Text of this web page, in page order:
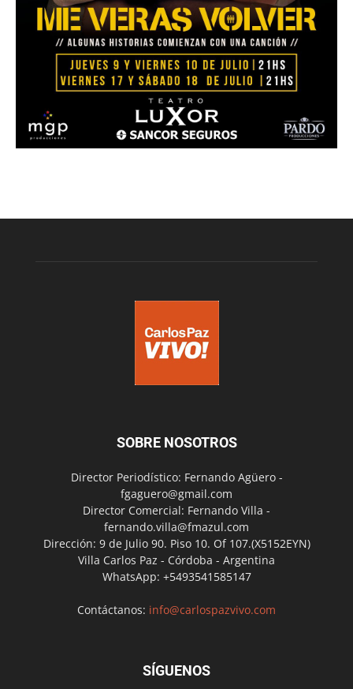
SOBRE NOSOTROS
Director Periodístico: Fernando Agüero -
fgaguero@gmail.com
Director Comercial: Fernando Villa -
fernando.villa@fmazul.com
Dirección: 9 de Julio 90. Piso 10. Of 107.(X5152EYN)
Villa Carlos Paz - Córdoba - Argentina
WhatsApp: +5493541585147
Contáctanos: info@carlospazvivo.com
SÍGUENOS